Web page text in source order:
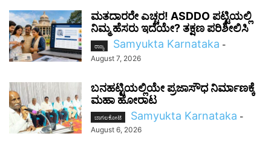
ಮತದಾರರೇ ಎಚ್ಚರ! ASDDO ಪಟ್ಟಿಯಲ್ಲಿ
ನಿಮ್ಮ ಹೆಸರು ಇದೆಯೇ? ತಕ್ಷಣ ಪರಿಶೀಲಿಸಿ
ರಾಜ್ಯ Samyukta Karnataka -
August 7, 2026
ಬನಹಟ್ಟಿಯಲ್ಲಿಯೇ ಪ್ರಜಾಸೌಧ ನಿರ್ಮಾಣಕ್ಕೆ
ಮಹಾ ಹೋರಾಟ
ಬಾಗಲಕೋಟೆ Samyukta Karnataka -
August 6, 2026